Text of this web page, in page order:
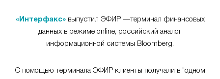
«Интерфакс»выпустил ЭФИР —терминал финансовых
данных в режиме online, российский аналог
информационной системы Bloomberg.
С помощью терминала ЭФИР клиенты получали в "одном